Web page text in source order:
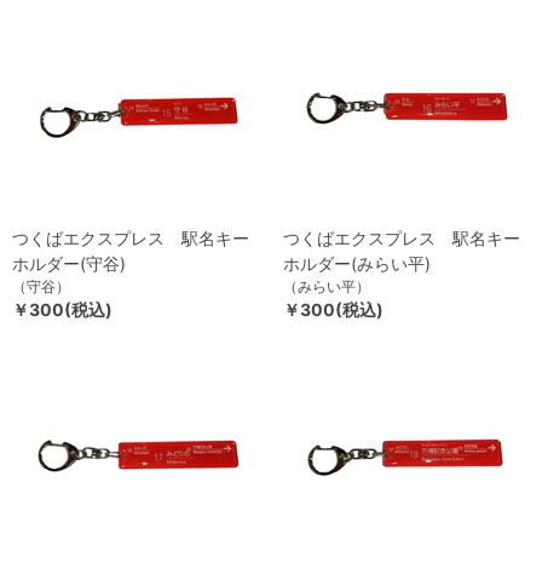
つくばエクスプレス 駅名キー
ホルダー(守谷)
（守谷）
￥300(税込)
つくばエクスプレス 駅名キー
ホルダー(みらい平)
（みらい平）
￥300(税込)